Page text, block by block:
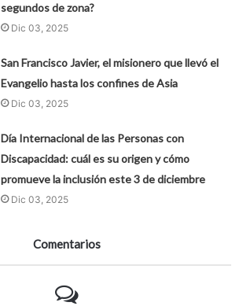
segundos de zona?
Dic 03, 2025
San Francisco Javier, el misionero que llevó el
Evangelio hasta los confines de Asia
Dic 03, 2025
Día Internacional de las Personas con
Discapacidad: cuál es su origen y cómo
promueve la inclusión este 3 de diciembre
Dic 03, 2025
Comentarios